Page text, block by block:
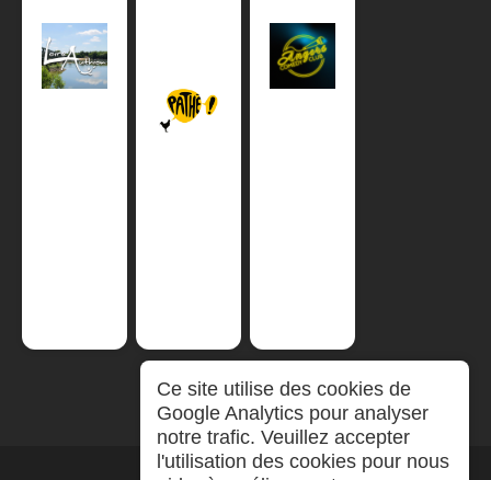
Ce site utilise des cookies de
Google Analytics pour analyser
notre trafic. Veuillez accepter
l'utilisation des cookies pour nous